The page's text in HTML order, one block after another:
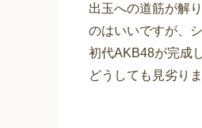
出玉への道筋が解
のはいいですが、
初代AKB48が完成
どうしても見劣りま